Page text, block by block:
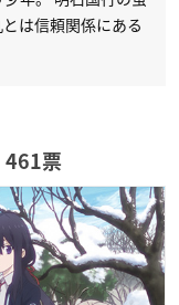
は信頼関係にある
461票